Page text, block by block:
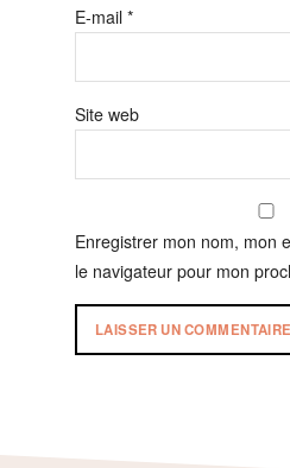
E-mail *
Site web
Enregistrer mon nom, mon
le navigateur pour mon